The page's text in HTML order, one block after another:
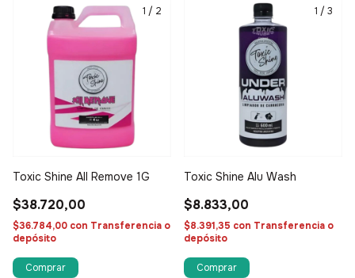
1 / 2
Toxic Shine All Remove 1G
$38.720,00
$36.784,00 con Transferencia o
depósito
Comprar
1 / 3
Toxic Shine Alu Wash
$8.833,00
$8.391,35 con Transferencia o
depósito
Comprar